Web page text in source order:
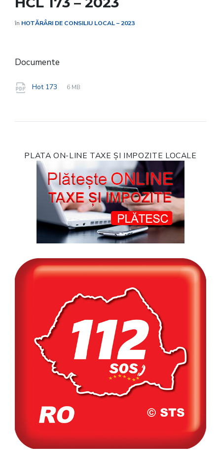
în HOTĂRÂRI DE CONSILIU LOCAL – 2023
Documente
Hot 173
File
pdf
File
6 MB
PLATA ON-LINE TAXE ȘI IMPOZITE LOCALE